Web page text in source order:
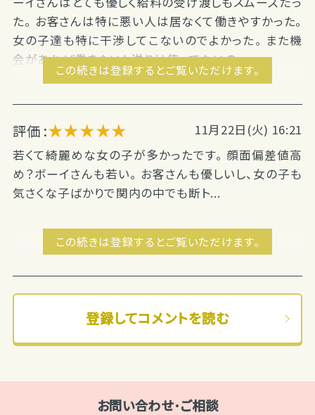
た。 お客さんは特に悪い人は居なくて働きやすかった。
女の子達も特に干渉してこないのでよかった。 また機
会があれば働きたい！ 送りは使ってないの...
この続きは登録するとご覧いただけます。
評価 :★★★★★
11月22日(火) 16:21
若くて綺麗めな女の子が多かったです。 顔面偏差値高
め？ボーイさんも若い。 お客さんも優しいし、女の子も
気さくな子ばかりで関内の中でも断ト...
この続きは登録するとご覧いただけます。
登録してコメントを読む
お問い合わせ･ご相談